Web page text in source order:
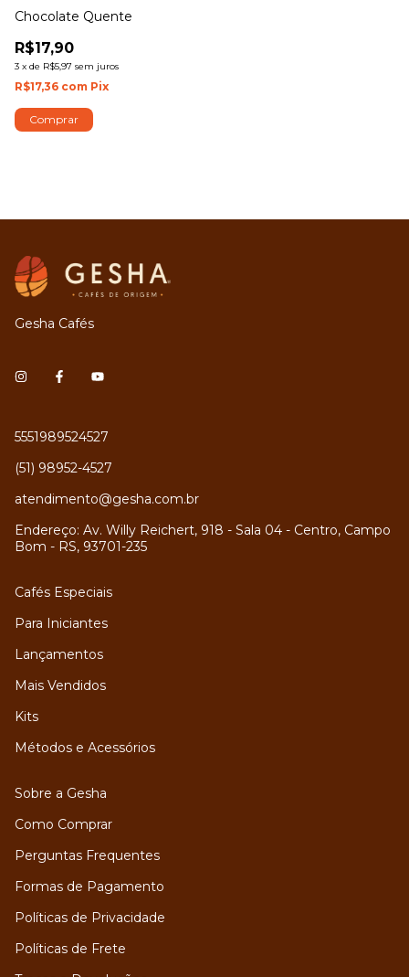
Chocolate Quente
R$17,90
3 x de R$5,97 sem juros
R$17,36 com Pix
Comprar
Gesha Cafés
5551989524527
(51) 98952-4527
atendimento@gesha.com.br
Endereço: Av. Willy Reichert, 918 - Sala 04 - Centro, Campo
Bom - RS, 93701-235
Cafés Especiais
Para Iniciantes
Lançamentos
Mais Vendidos
Kits
Métodos e Acessórios
Sobre a Gesha
Como Comprar
Perguntas Frequentes
Formas de Pagamento
Políticas de Privacidade
Políticas de Frete